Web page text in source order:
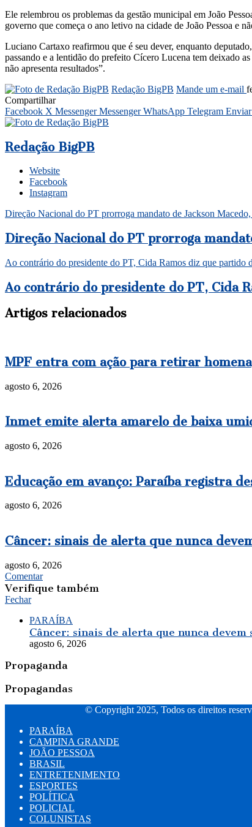
Ele relembrou os problemas da gestão municipal em João
governo que começa o ano letivo na cidade de João Pessoa e
Luciano Cartaxo reafirmou que é seu dever, enquanto
passando e a lentidão do prefeito Cícero Lucena tem deixado
não apresenta resultados”.
Redação BigPB Mande um e-mail
Compartilhar
Facebook X Messenger Messenger WhatsApp Telegram
Redação BigPB
Website
Facebook
Instagram
Direção Nacional do PT prorroga mandato de Jackson
Direção Nacional do PT prorroga
Ao contrário do presidente do PT, Cida Ramos diz que partido
Ao contrário do presidente do PT, Cida
Artigos relacionados
MPF entra com ação para retirar
agosto 6, 2026
Inmet emite alerta amarelo de baixa
agosto 6, 2026
Educação em avanço: Paraíba registra
agosto 6, 2026
Câncer: sinais de alerta que nunca
agosto 6, 2026
Comentar
Verifique também
Fechar
PARAÍBA
Câncer: sinais de alerta que nunca devem
agosto 6, 2026
Propaganda
Propagandas
© Copyright 2025, Todos os direitos
PARAÍBA
CAMPINA GRANDE
JOÃO PESSOA
BRASIL
ENTRETENIMENTO
ESPORTES
POLÍTICA
POLICIAL
COLUNISTAS